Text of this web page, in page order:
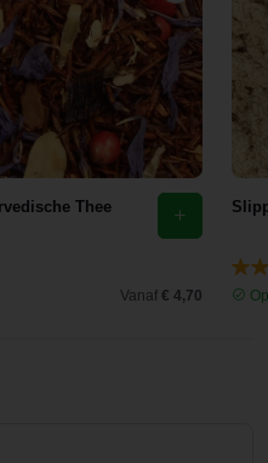
Thee
Vanaf € 4,70